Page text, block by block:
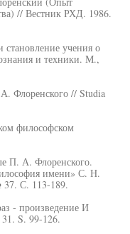
// Вестник РХД. 1986.
учения о
и техники. М.,
Флоренского // Studia
философском
П. А. Флоренского.
имени» С. Н.
37. С. 113-189.
- произведение И
S. 99-126.